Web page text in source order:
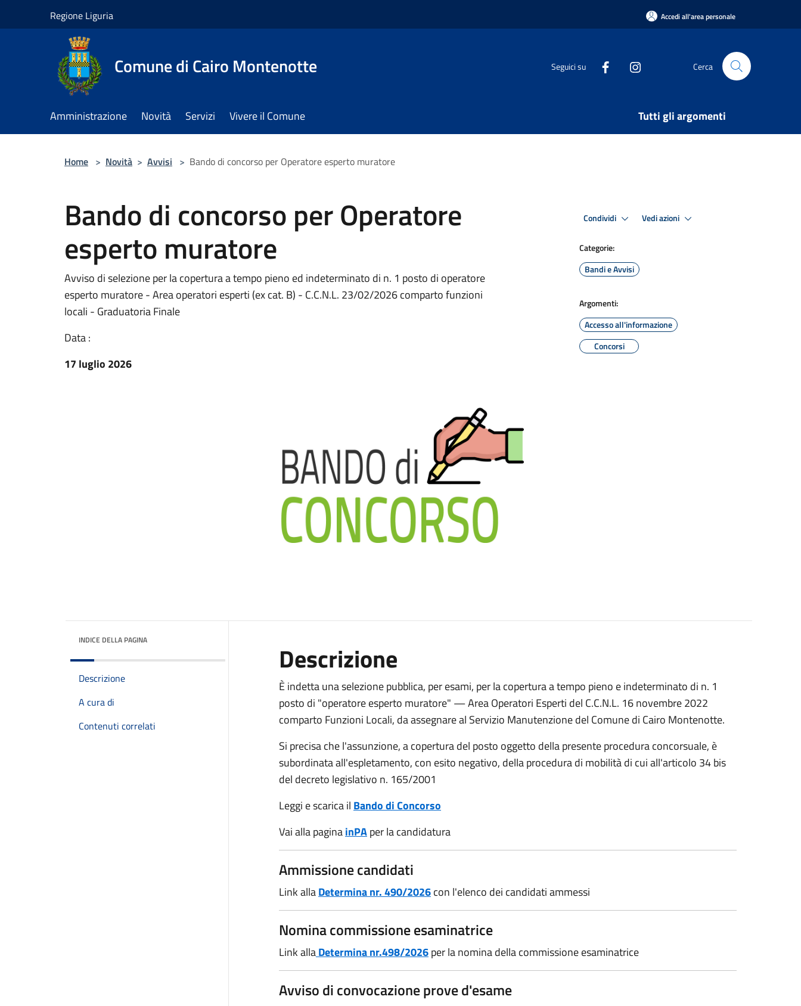
Regione Liguria Accedi all'area personale
Comune di Cairo Montenotte Seguici su Cerca
Amministrazione Novità Servizi Vivere il Comune Tutti gli argomenti
Home > Novità > Avvisi > Bando di concorso per Operatore esperto muratore
Bando di concorso per Operatore
esperto muratore
Avviso di selezione per la copertura a tempo pieno ed indeterminato di n. 1 posto di operatore
esperto muratore - Area operatori esperti (ex cat. B) - C.C.N.L. 23/02/2026 comparto funzioni
locali - Graduatoria Finale
Data :
17 luglio 2026
Condividi Vedi azioni
Categorie:
Bandi e Avvisi
Argomenti:
Accesso all'informazione
Concorsi
INDICE DELLA PAGINA
Descrizione
A cura di
Contenuti correlati
Descrizione
È indetta una selezione pubblica, per esami, per la copertura a tempo pieno e indeterminato di n. 1
posto di "operatore esperto muratore" — Area Operatori Esperti del C.C.N.L. 16 novembre 2022
comparto Funzioni Locali, da assegnare al Servizio Manutenzione del Comune di Cairo Montenotte.
Si precisa che l'assunzione, a copertura del posto oggetto della presente procedura concorsuale, è
subordinata all'espletamento, con esito negativo, della procedura di mobilità di cui all'articolo 34 bis
del decreto legislativo n. 165/2001
Leggi e scarica il Bando di Concorso
Vai alla paginainPAper la candidatura
Ammissione candidati
Link allaDetermina nr. 490/2026con l'elenco dei candidati ammessi
Nomina commissione esaminatrice
Link allaDetermina nr.498/2026per la nomina della commissione esaminatrice
Avviso di convocazione prove d'esame